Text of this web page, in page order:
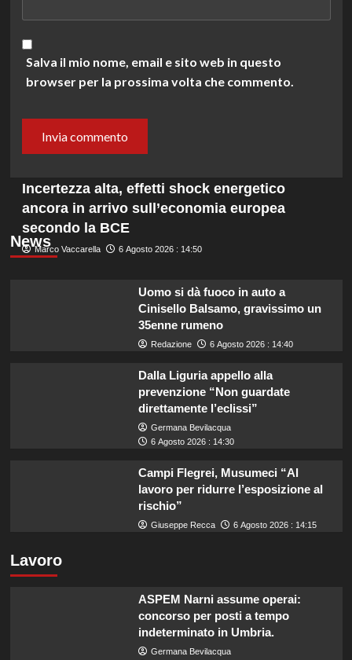
Salva il mio nome, email e sito web in questo
browser per la prossima volta che commento.
News
Incertezza alta, effetti shock energetico
ancora in arrivo sull’economia europea
secondo la BCE
Marco Vaccarella 6 Agosto 2026 : 14:50
Uomo si dà fuoco in auto a
Cinisello Balsamo, gravissimo un
35enne rumeno
Redazione 6 Agosto 2026 : 14:40
Dalla Liguria appello alla
prevenzione “Non guardate
direttamente l’eclissi”
Germana Bevilacqua
6 Agosto 2026 : 14:30
Campi Flegrei, Musumeci “Al
lavoro per ridurre l’esposizione al
rischio”
Giuseppe Recca 6 Agosto 2026 : 14:15
Lavoro
ASPEM Narni assume operai:
concorso per posti a tempo
indeterminato in Umbria.
Germana Bevilacqua